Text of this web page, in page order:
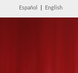
Español English